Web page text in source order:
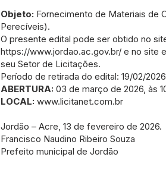
Objeto: Fornecimento de Materiais de
Perecíveis).
O presente edital pode ser obtido no
https://www.jordao.ac.gov.br/ e no site
seu Setor de Licitações.
Período de retirada do edital: 19/02/
ABERTURA: 03 de março de 2026, às
LOCAL: www.licitanet.com.br
Jordão – Acre, 13 de fevereiro de 2026.
Francisco Naudino Ribeiro Souza
Prefeito municipal de Jordão